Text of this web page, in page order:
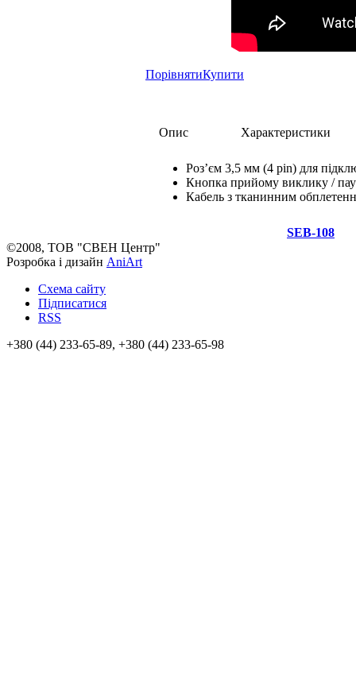
ПорівнятиКупити
Опис Характеристики
Роз’єм 3,5 мм (4 pin) для
Кнопка прийому виклику /
Кабель з тканинним
SEB-108
©2008, ТОВ "СВЕН Центр"
Розробка і дизайн AniArt
Схема сайту
Підписатися
RSS
+380 (44) 233-65-89, +380 (44) 233-65-98